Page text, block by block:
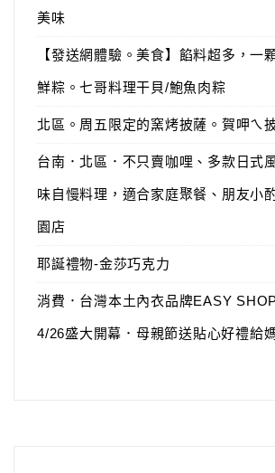
美味
【發送網體驗。美食】餡料超多，一
鮮粽。七哥料理干貝/鮑魚肉粽
北區。周五限定的窯烤披薩。賀呷ㄟ
台南．北區．不只賣咖哩、多款日式
味自慢料理，適合家庭聚餐、朋友小
園店
耶誕禮物-金莎巧克力
消費．台灣本土內衣品牌EASY
4/26盛大開幕．母親節送貼心好禮給